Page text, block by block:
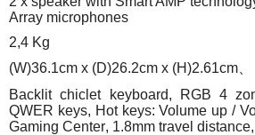
Array microphones
2,4 Kg
(W)36.1cm x (D)26.2cm x (H)2.61cm
Backlit chiclet keyboard,
RGB 4
QWER keys, Hot keys: Volume up /
Gaming Center, 1.8mm travel distance